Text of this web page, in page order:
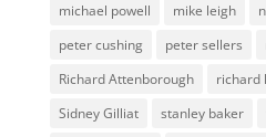
michael powell
mike leigh
peter cushing
peter sellers
Richard Attenborough
richard
Sidney Gilliat
stanley baker